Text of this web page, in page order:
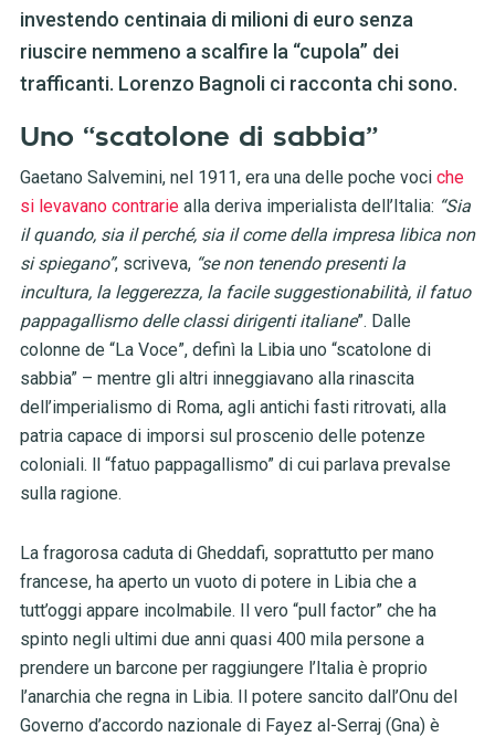
investendo centinaia di milioni di euro senza
riuscire nemmeno a scalfire la “cupola” dei
trafficanti. Lorenzo Bagnoli ci racconta chi sono.
Uno “scatolone di sabbia”
Gaetano Salvemini, nel 1911, era una delle poche voci che
si levavano contrariealla deriva imperialista dell’Italia: “Sia
il quando, sia il perché, sia il come della impresa libica non
si spiegano”, scriveva,“se non tenendo presenti la
incultura, la leggerezza, la facile suggestionabilità, il fatuo
pappagallismo delle classi dirigenti italiane”. Dalle
colonne de “La Voce”, definì la Libia uno “scatolone di
sabbia” – mentre gli altri inneggiavano alla rinascita
dell’imperialismo di Roma, agli antichi fasti ritrovati, alla
patria capace di imporsi sul proscenio delle potenze
coloniali. ll “fatuo pappagallismo” di cui parlava prevalse
sulla ragione.
La fragorosa caduta di Gheddafi, soprattutto per mano
francese, ha aperto un vuoto di potere in Libia che a
tutt’oggi appare incolmabile. Il vero “pull factor” che ha
spinto negli ultimi due anni quasi 400 mila persone a
prendere un barcone per raggiungere l’Italia è proprio
l’anarchia che regna in Libia. Il potere sancito dall’Onu del
Governo d’accordo nazionale di Fayez al-Serraj (Gna) è